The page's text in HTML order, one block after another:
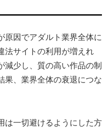
原因でアダルト業界全体に
法サイトの利用が増えれ
減少し、質の高い作品の制
果、業界全体の衰退につな
は一切避けるようにした方